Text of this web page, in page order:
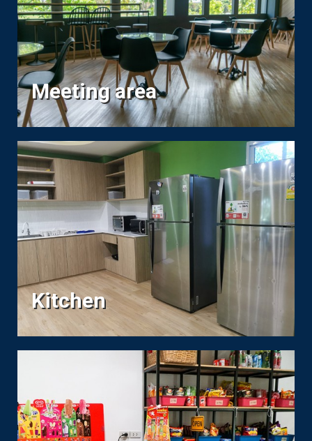
Meeting area
Kitchen